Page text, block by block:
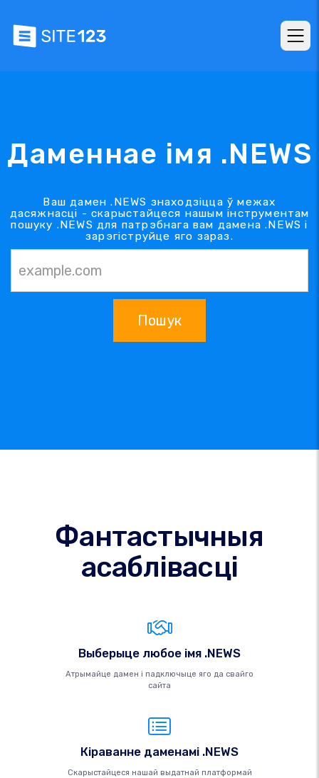
Даменнае імя .NEWS
Ваш дамен .NEWS знаходзіцца ў межах
дасяжнасці - скарыстайцеся нашым інструментам
пошуку .NEWS для патрэбнага вам дамена .NEWS і
зарэгіструйце яго зараз.
Пошук
Фантастычныя
асаблівасці
Выберыце любое імя .NEWS
Атрымайце дамен і падключыце яго да свайго
сайта
Кіраванне даменамі .NEWS
Скарыстайцеся нашай выдатнай платформай